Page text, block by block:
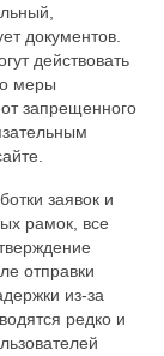
документов.
действовать
меры
запрещенного
заявок и
рамок, все
отправки
из-за
редко и